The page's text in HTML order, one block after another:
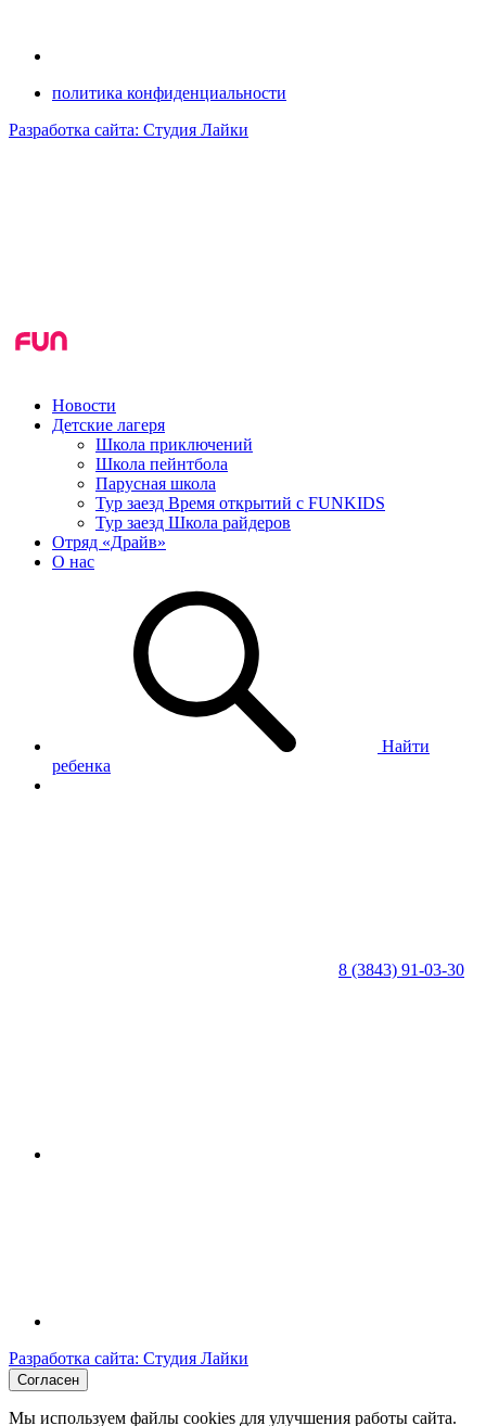
политика конфиденциальности
Разработка сайта: Студия Лайки
Новости
Детские лагеря
Школа приключений
Школа пейнтбола
Парусная школа
Тур заезд Время открытий с FUNKIDS
Тур заезд Школа райдеров
Отряд «Драйв»
О нас
Найти
ребенка
8 (3843) 91-03-30
Разработка сайта: Студия Лайки
Согласен
Мы используем файлы cookies для улучшения работы сайта.